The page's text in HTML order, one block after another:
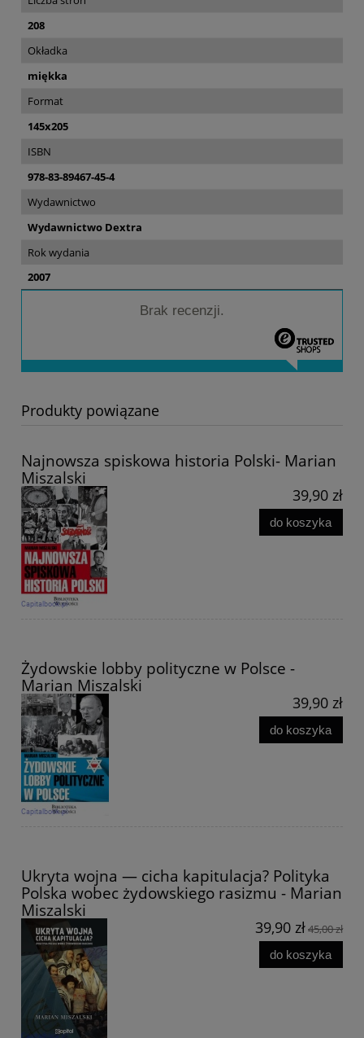
208
Okładka
miękka
Format
145x205
ISBN
978-83-89467-45-4
Wydawnictwo
Wydawnictwo Dextra
Rok wydania
2007
Brak recenzji.
Produkty powiązane
Najnowsza spiskowa historia Polski- Marian
Miszalski
39,90 zł
do koszyka
Żydowskie lobby polityczne w Polsce -
Marian Miszalski
39,90 zł
do koszyka
Ukryta wojna — cicha kapitulacja? Polityka
Polska wobec żydowskiego rasizmu - Marian
Miszalski
39,90 zł45,00 zł
do koszyka